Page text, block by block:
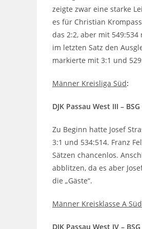
zeigte zwar eine starke
es für Christian
das 2:2, aber mit
im letzten Satz den
markierte mit 3:1 und
Männer Kreisliga Süd:
DJK Passau West III –
Zu Beginn hatte Josef
3:1 und 534:514. Franz
Sätzen chancenlos.
abblitzen, da es aber
die „Gäste“.
Männer Kreisklasse A Süd
DJK Passau West IV –